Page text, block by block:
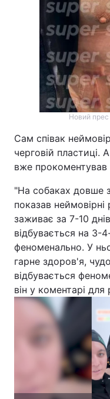
Новий прес
Сам співак
черговій пластиці.
вже прокоментував
"На собаках довше
показав неймовірні
заживає за 7-10
відбувається на 3-
феноменально. У
гарне здоров'я,
відбувається
він у коментарі для